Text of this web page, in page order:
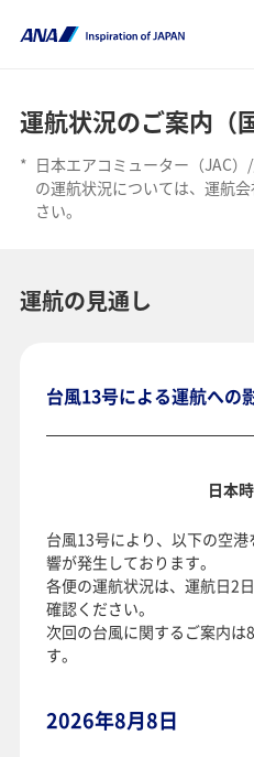
運航状況のご案内（
* 日本エアコミューター（JAC
の運航状況については、運航
さい。
運航の見通し
台風13号による運航への
日本
台風13号により、以下の空
響が発生しております。
各便の運航状況は、運航日2
確認ください。
次回の台風に関するご案内は
す。
2026年8月8日